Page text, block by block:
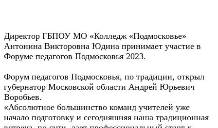
Директор ГБПОУ МО «Колледж «Подмосковье»
Антонина Викторовна Юдина принимает участие в
Форуме педагогов Подмосковья 2023.
Форум педагогов Подмосковья, по традиции, открыл
губернатор Московской области Андрей Юрьевич
Воробьев.
«Абсолютное большинство команд учителей уже
начало подготовку и сегодняшняя наша традиционная